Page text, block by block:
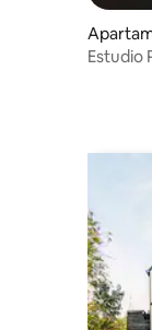
Estudio